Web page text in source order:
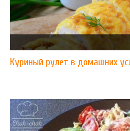
Куриный рулет в домашних